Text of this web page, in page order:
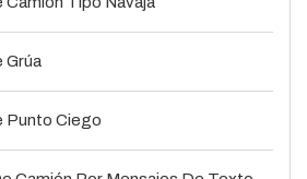
Grúa
Punto Ciego